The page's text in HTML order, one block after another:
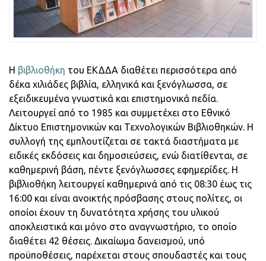
Η βιβλιοθήκη του ΕΚΔΔΑ διαθέτει περισσότερα από
δέκα χιλιάδες βιβλία, ελληνικά και ξενόγλωσσα, σε
εξειδικευμένα γνωστικά και επιστημονικά πεδία.
Λειτουργεί από το 1985 και συμμετέχει στο Εθνικό
Δίκτυο Επιστημονικών και Τεχνολογικών Βιβλιοθηκών. Η
συλλογή της εμπλουτίζεται σε τακτά διαστήματα με
ειδικές εκδόσεις και δημοσιεύσεις, ενώ διατίθενται, σε
καθημερινή βάση, πέντε ξενόγλωσσες εφημερίδες. Η
βιβλιοθήκη λειτουργεί καθημερινά από τις 08:30 έως τις
16:00 και είναι ανοικτής πρόσβασης στους πολίτες, οι
οποίοι έχουν τη δυνατότητα χρήσης του υλικού
αποκλειστικά και μόνο στο αναγνωστήριο, το οποίο
διαθέτει 42 θέσεις. Δικαίωμα δανεισμού, υπό
προϋποθέσεις, παρέχεται στους σπουδαστές και τους